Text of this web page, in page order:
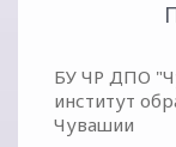
БУ ЧР ДПО
институт
Чувашии